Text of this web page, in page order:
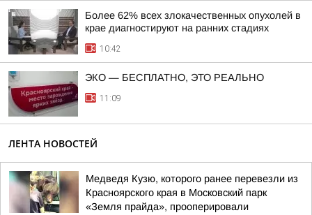
Более 62% всех злокачественных опухолей в
крае диагностируют на ранних стадиях
10:42
ЭКО — БЕСПЛАТНО, ЭТО РЕАЛЬНО
11:09
ЛЕНТА НОВОСТЕЙ
Медведя Кузю, которого ранее перевезли из
Красноярского края в Московский парк
«Земля прайда», прооперировали